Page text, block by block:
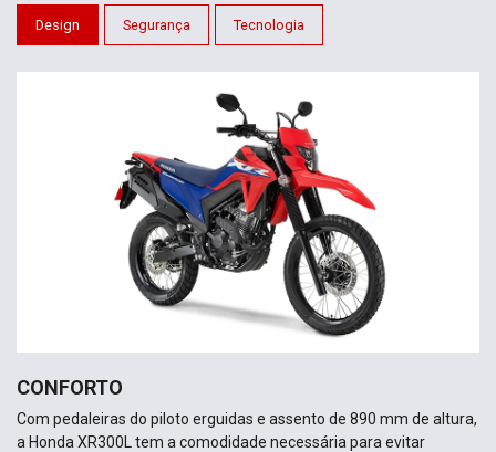
Design Segurança Tecnologia
CONFORTO
Com pedaleiras do piloto erguidas e assento de 890 mm de altura,
a Honda XR300L tem a comodidade necessária para evitar